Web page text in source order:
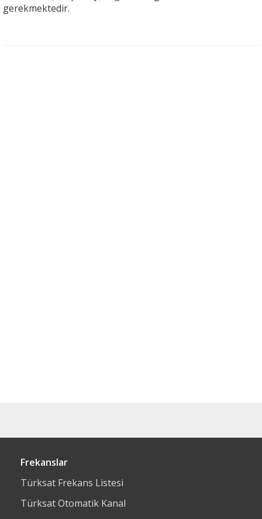
gerekmektedir.
Frekanslar
Türksat Frekans Listesi
Türksat Otomatik Kanal